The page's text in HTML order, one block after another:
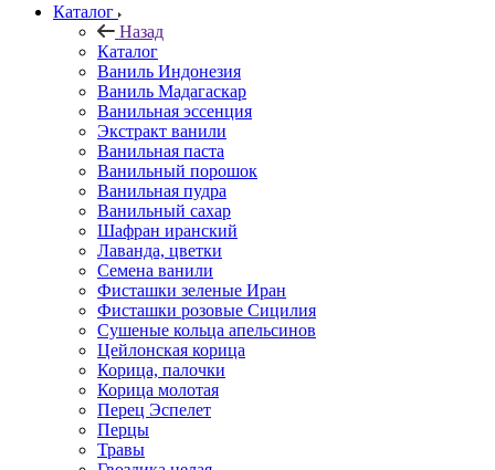
Каталог
Назад
Каталог
Ваниль Индонезия
Ваниль Мадагаскар
Ванильная эссенция
Экстракт ванили
Ванильная паста
Ванильный порошок
Ванильная пудра
Ванильный сахар
Шафран иранский
Лаванда, цветки
Семена ванили
Фисташки зеленые Иран
Фисташки розовые Сицилия
Сушеные кольца апельсинов
Цейлонская корица
Корица, палочки
Корица молотая
Перец Эспелет
Перцы
Травы